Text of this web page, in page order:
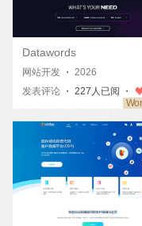
Datawords
网站开发 ・ 2026
发表评论 ・ 227人已阅 ・